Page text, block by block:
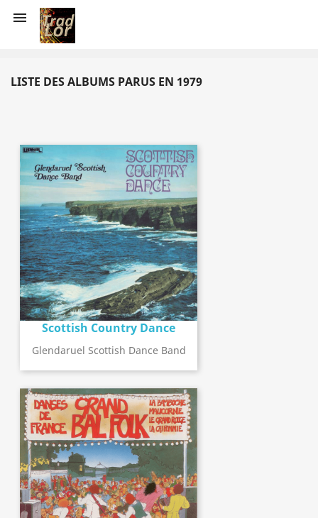

LISTE DES ALBUMS PARUS EN 1979
Scottish Country Dance
Glendaruel Scottish Dance Band